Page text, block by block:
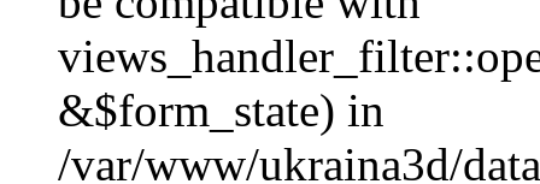
&$form_state) in
/var/www/ukraina3d/